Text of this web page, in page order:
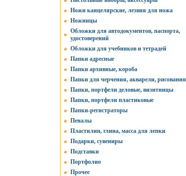
Ножи канцелярские, лезвия для ножа
Ножницы
Обложки для автодокументов, паспорта,
удостоверений
Обложки для учебников и тетрадей
Папки адресные
Папки архивные, короба
Папки для черчения, акварели, рисования
Папки, портфели деловые, визитницы
Папки, портфели пластиковые
Папки-регистраторы
Пеналы
Пластилин, глина, масса для лепки
Подарки, сувениры
Подставки
Портфолио
Прочее